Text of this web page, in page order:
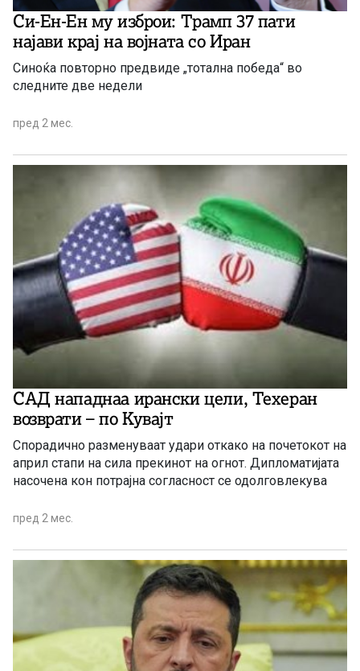
Си-Ен-Ен му изброи: Трамп 37 пати
најави крај на војната со Иран
Синоќа повторно предвиде „тотална победа“ во
следните две недели
пред 2 мес.
САД нападнаа ирански цели, Техеран
возврати – по Кувајт
Спорадично разменуваат удари откако на почетокот на
април стапи на сила прекинот на огнот. Дипломатијата
насочена кон потрајна согласност се одолговлекува
пред 2 мес.